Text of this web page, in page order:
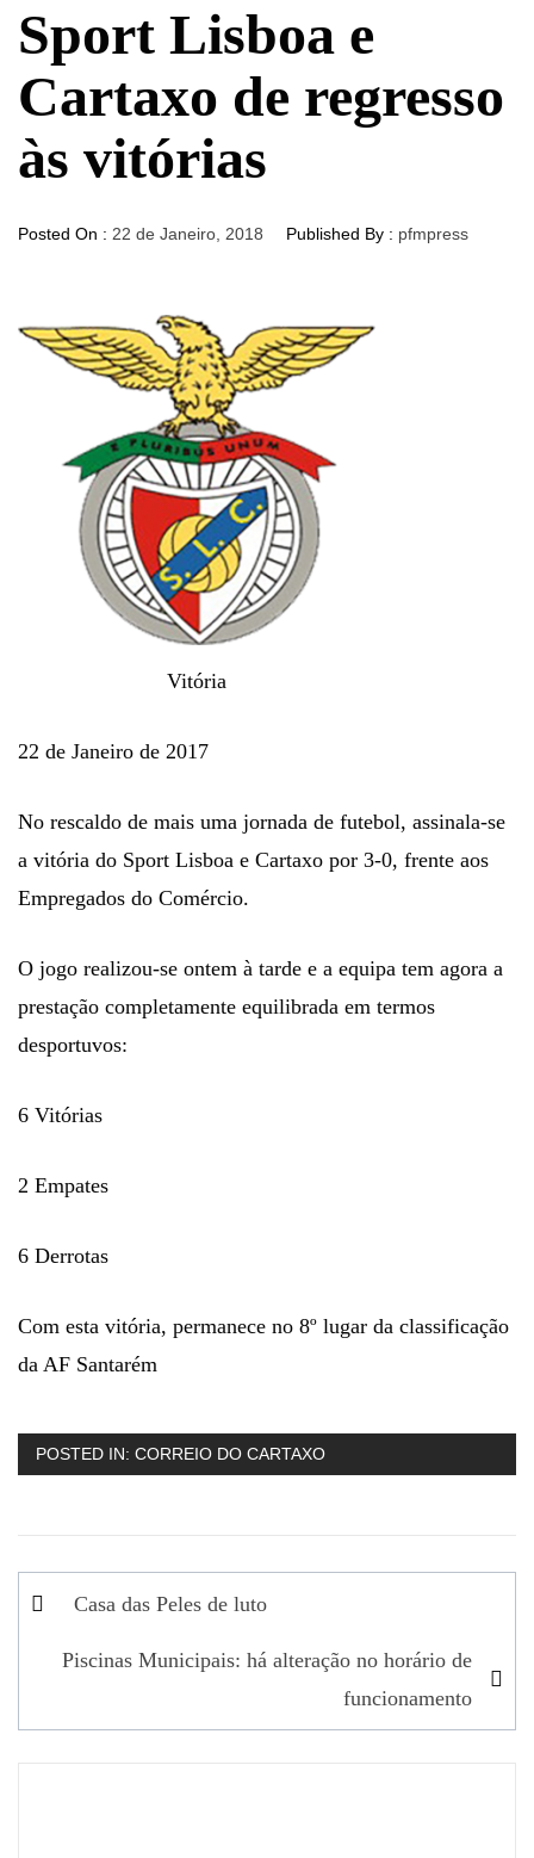
Sport Lisboa e
Cartaxo de regresso
às vitórias
Posted On : 22 de Janeiro, 2018 Published By : pfmpress
Vitória
22 de Janeiro de 2017
No rescaldo de mais uma jornada de futebol, assinala-se
a vitória do Sport Lisboa e Cartaxo por 3-0, frente aos
Empregados do Comércio.
O jogo realizou-se ontem à tarde e a equipa tem agora a
prestação completamente equilibrada em termos
desportuvos:
6 Vitórias
2 Empates
6 Derrotas
Com esta vitória, permanece no 8º lugar da classificação
da AF Santarém
POSTED IN: CORREIO DO CARTAXO
Navegação
artigos
Casa das Peles de luto
Piscinas Municipais: há alteração no horário de
funcionamento